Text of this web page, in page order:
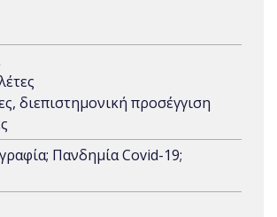
διεπιστημονική προσέγγιση
Πανδημία Covid-19;